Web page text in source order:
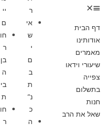
דף הבית
אודותינו
מאמרים
שיעורי וידאו
צפייה
בתשלום
חנות
שאל את הרב
ר
אי
ש
י
ם
ב
ת
נ”
כ
ה
יי
ם
חו
ר
בן
ה
בי
ת
חו
ר